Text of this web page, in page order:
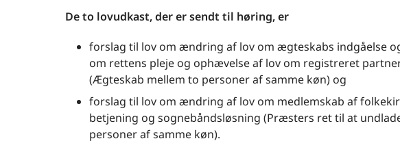
De to lovudkast, der er sendt til høring, er
forslag til lov om ændring af lov om ægteskabs indgåelse
om rettens pleje og ophævelse af lov om registreret
(Ægteskab mellem to personer af samme køn) og
forslag til lov om ændring af lov om medlemskab af
betjening og sognebåndsløsning (Præsters ret til at
personer af samme køn).